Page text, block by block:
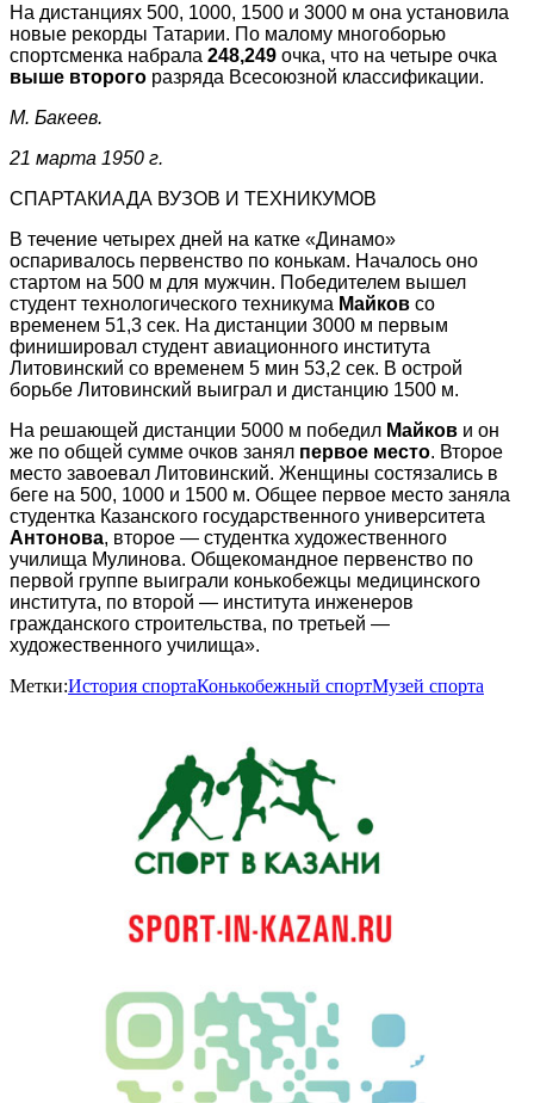
На дистанциях 500, 1000, 1500 и 3000 м она установила
новые рекорды Татарии. По малому многоборью
спортсменка набрала 248,249 очка, что на четыре очка
выше второго разряда Всесоюзной классификации.
М. Бакеев.
21 марта 1950 г.
СПАРТАКИАДА ВУЗОВ И ТЕХНИКУМОВ
В течение четырех дней на катке «Динамо»
оспаривалось первенство по конькам. Началось оно
стартом на 500 м для мужчин. Победителем вышел
студент технологического техникума Майков со
временем 51,3 сек. На дистанции 3000 м первым
финишировал студент авиационного института
Литовинский со временем 5 мин 53,2 сек. В острой
борьбе Литовинский выиграл и дистанцию 1500 м.
На решающей дистанции 5000 м победил Майков и он
же по общей сумме очков занял первое место. Второе
место завоевал Литовинский. Женщины состязались в
беге на 500, 1000 и 1500 м. Общее первое место заняла
студентка Казанского государственного университета
Антонова, второе — студентка художественного
училища Мулинова. Общекомандное первенство по
первой группе выиграли конькобежцы медицинского
института, по второй — института инженеров
гражданского строительства, по третьей —
художественного училища».
Метки:История спортаКонькобежный спортМузей спорта